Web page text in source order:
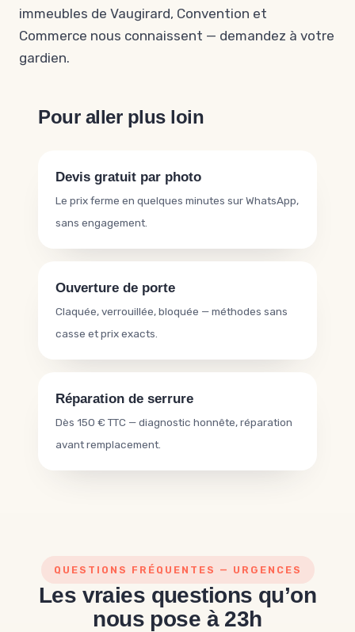
immeubles de Vaugirard, Convention et
Commerce nous connaissent — demandez à votre
gardien.
Pour aller plus loin
Devis gratuit par photo
Le prix ferme en quelques minutes sur WhatsApp,
sans engagement.
Ouverture de porte
Claquée, verrouillée, bloquée — méthodes sans
casse et prix exacts.
Réparation de serrure
Dès 150 € TTC — diagnostic honnête, réparation
avant remplacement.
QUESTIONS FRÉQUENTES — URGENCES
Les vraies questions qu’on
nous pose à 23h